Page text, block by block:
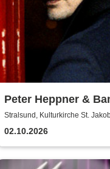
Peter Heppner &
Akustik Tour 2026
Stralsund, Kulturkirche St.
02.10.2026